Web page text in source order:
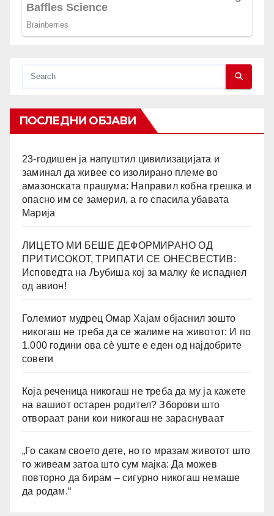
ПОСЛЕДНИ ОБЈАВИ
23-годишен ја напуштил цивилизацијата и
заминал да живее со изолирано племе во
амазонската прашума: Направил кобна грешка и
опасно им се замерил, а го спасила убавата
Марија
ЛИЦЕТО МИ БЕШЕ ДЕФОРМИРАНО ОД
ПРИТИСОКОТ, ТРИПАТИ СЕ ОНЕСВЕСТИВ:
Исповедта на Љубиша кој за малку ќе испаднел
од авион!
Големиот мудрец Омар Хајам објаснил зошто
никогаш не треба да се жалиме на животот: И по
1.000 години ова сè уште е еден од најдобрите
совети
Која реченица никогаш не треба да му ја кажете
на вашиот остарен родител? Зборови што
отвораат рани кои никогаш не зараснуваат
„Го сакам своето дете, но го мразам животот што
го живеам затоа што сум мајка: Да можев
повторно да бирам – сигурно никогаш немаше
да родам.“